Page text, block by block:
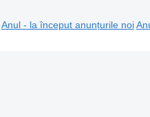
Anul - la început anunțurile noi